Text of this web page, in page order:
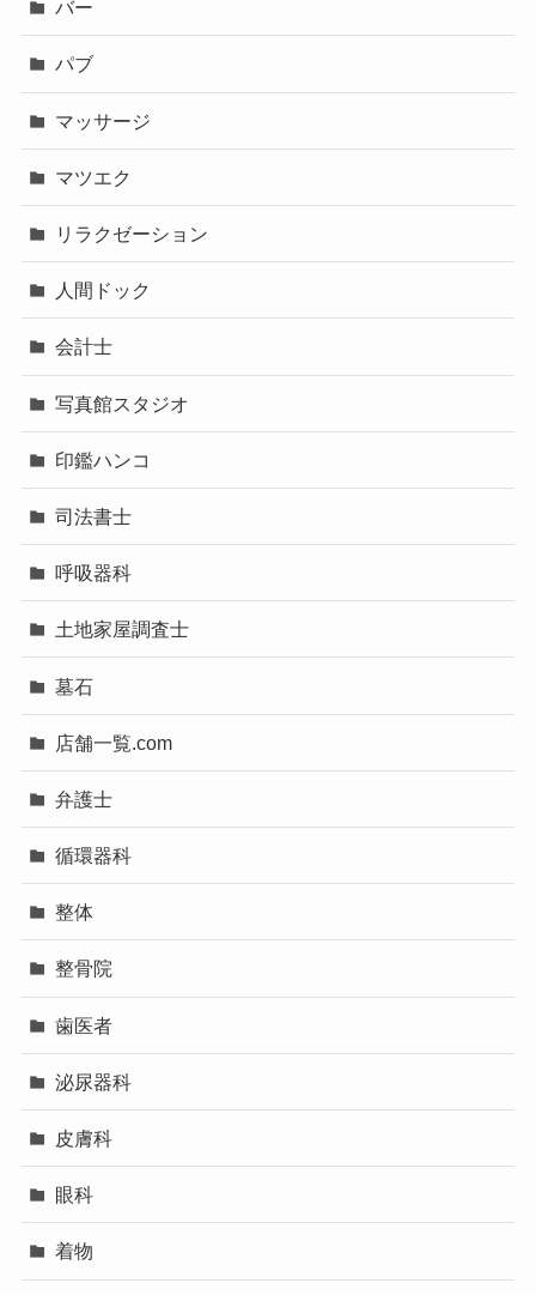
バー
パブ
マッサージ
マツエク
リラクゼーション
人間ドック
会計士
写真館スタジオ
印鑑ハンコ
司法書士
呼吸器科
土地家屋調査士
墓石
店舗一覧.com
弁護士
循環器科
整体
整骨院
歯医者
泌尿器科
皮膚科
眼科
着物